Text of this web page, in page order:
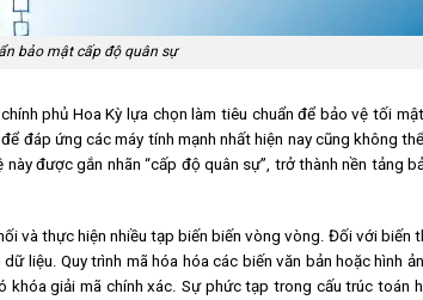
bảo mật cấp độ quân sự
phủ Hoa Kỳ lựa chọn làm tiêu chuẩn để bảo vệ tối
đáp ứng các máy tính mạnh nhất hiện nay cũng không
được gắn nhãn “cấp độ quân sự”, trở thành nền tảng
và thực hiện nhiều tạp biến biến vòng vòng. Đối với biến
liệu. Quy trình mã hóa hóa các biến văn bản hoặc hình
giải mã chính xác. Sự phức tạp trong cấu trúc toán